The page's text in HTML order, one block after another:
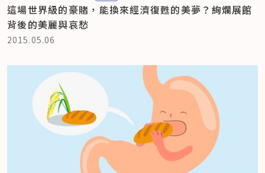
這場世界級的豪賭，能換來經濟復甦的美夢？絢爛展館
背後的美麗與哀愁
2015.05.06